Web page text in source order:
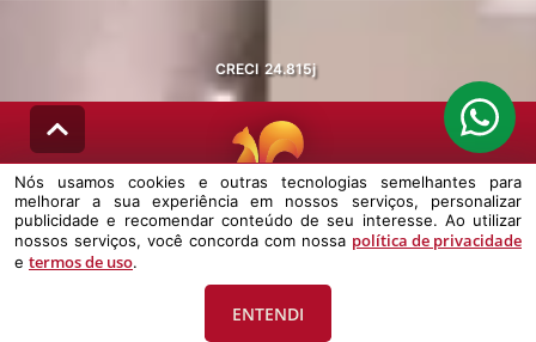
CRECI 24.815j
© DESENVOLVIDO PELAAGIL.NET
Nós usamos cookies e outras tecnologias semelhantes para melhorar a
sua experiência em nossos serviços, personalizar publicidade e
Nós usamos cookies e outras tecnologias semelhantes para
melhorar a sua experiência em nossos serviços, personalizar
publicidade e recomendar conteúdo de seu interesse. Ao utilizar
nossos serviços, você concorda com nossa política de privacidade
e termos de uso.
ENTENDI